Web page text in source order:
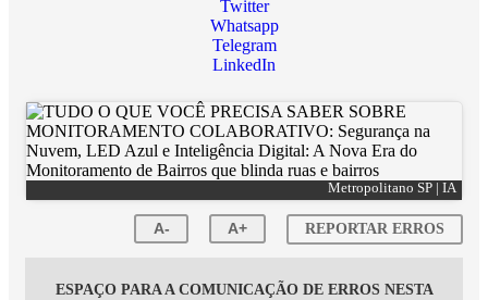
Twitter
Whatsapp
Telegram
LinkedIn
Metropolitano SP | IA
A- A+ REPORTAR ERROS
ESPAÇO PARA A COMUNICAÇÃO DE ERROS NESTA